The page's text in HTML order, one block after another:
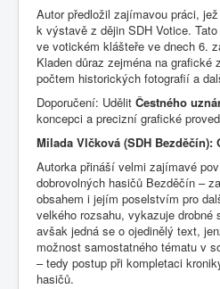
Autor předložil zajímavou práci,
k výstavě z dějin SDH Votice.
ve votickém klášteře ve dnech 6.
Kladen důraz zejména na grafické
počtem historických fotografií a
Doporučení: Udělit Čestného
koncepci a precizní grafické
Milada Vlčková (SDH Bezděčín):
Autorka přináší velmi zajímavé
dobrovolných hasičů Bezděčín –
obsahem i jejím poselstvím pro
velkého rozsahu, vykazuje drobné
avšak jedná se o ojedinělý text,
možnost samostatného tématu v
– tedy postup při kompletaci
hasičů.